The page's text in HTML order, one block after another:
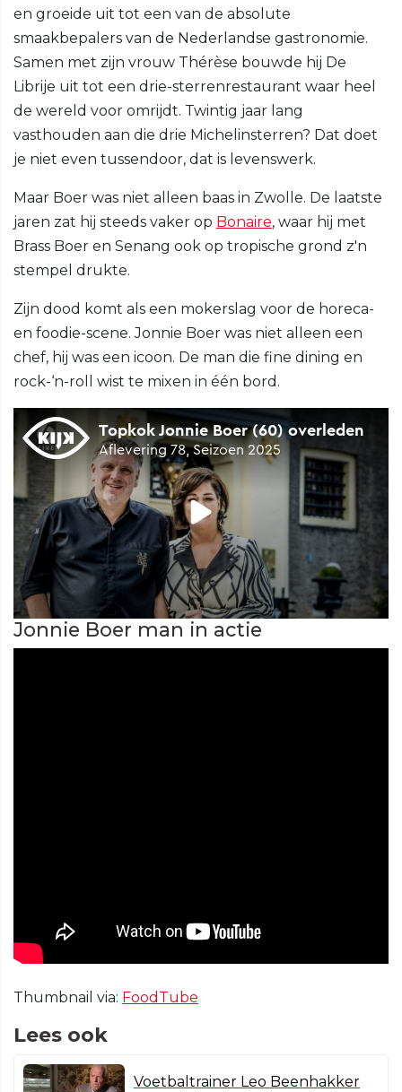
en groeide uit tot een van de absolute
smaakbepalers van de Nederlandse gastronomie.
Samen met zijn vrouw Thérèse bouwde hij De
Librije uit tot een drie-sterrenrestaurant waar heel
de wereld voor omrijdt. Twintig jaar lang
vasthouden aan die drie Michelinsterren? Dat doet
je niet even tussendoor, dat is levenswerk.
Maar Boer was niet alleen baas in Zwolle. De laatste
jaren zat hij steeds vaker op Bonaire, waar hij met
Brass Boer en Senang ook op tropische grond z'n
stempel drukte.
Zijn dood komt als een mokerslag voor de horeca-
en foodie-scene. Jonnie Boer was niet alleen een
chef, hij was een icoon. De man die fine dining en
rock-‘n-roll wist te mixen in één bord.
Jonnie Boer man in actie
Thumbnail via: FoodTube
Lees ook
Voetbaltrainer Leo Beenhakker